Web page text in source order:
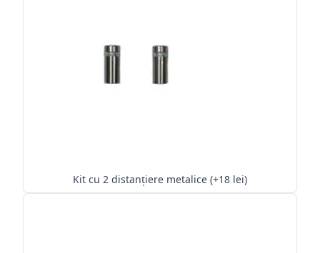
Kit cu 2 distanțiere metalice (+18 lei)